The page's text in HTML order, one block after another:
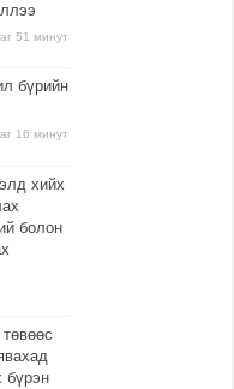
51 минут
бүрийн
16 минут
хийх
болон
бүрэн